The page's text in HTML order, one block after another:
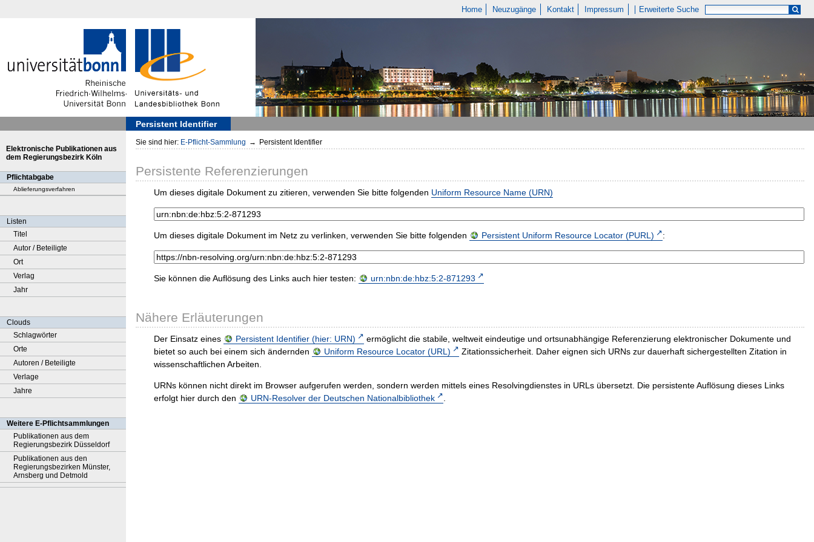
Home Neuzugänge Kontakt Impressum Erweiterte Suche
Persistent Identifier
Elektronische Publikationen aus
dem Regierungsbezirk Köln
Pflichtabgabe
Ablieferungsverfahren
Listen
Titel
Autor / Beteiligte
Ort
Verlag
Jahr
Clouds
Schlagwörter
Orte
Autoren / Beteiligte
Verlage
Jahre
Weitere E-Pflichtsammlungen
Publikationen aus dem
Regierungsbezirk Düsseldorf
Publikationen aus den
Regierungsbezirken Münster,
Arnsberg und Detmold
Sie sind hier: E-Pflicht-Sammlung → Persistent Identifier
Persistente Referenzierungen
Um dieses digitale Dokument zu zitieren, verwenden Sie bitte folgenden Uniform Resource Name (URN)
Um dieses digitale Dokument im Netz zu verlinken, verwenden Sie bitte folgenden Persistent Uniform Resource Locator (PURL) :
Sie können die Auflösung des Links auch hier testen: urn:nbn:de:hbz:5:2-871293
Nähere Erläuterungen
Der Einsatz eines Persistent Identifier (hier: URN)
ermöglicht die stabile, weltweit eindeutige und ortsunabhängige Referenzierung elektronischer Dokumente und
bietet so auch bei einem sich ändernden
Uniform Resource Locator (URL)
Zitationssicherheit. Daher eignen sich URNs zur dauerhaft sichergestellten Zitation in
wissenschaftlichen Arbeiten.
URNs können nicht direkt im Browser aufgerufen werden, sondern werden mittels eines Resolvingdienstes in URLs übersetzt. Die persistente Auflösung dieses Links
erfolgt hier durch den
URN-Resolver der Deutschen Nationalbibliothek .